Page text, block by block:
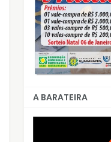
A BARATEIRA